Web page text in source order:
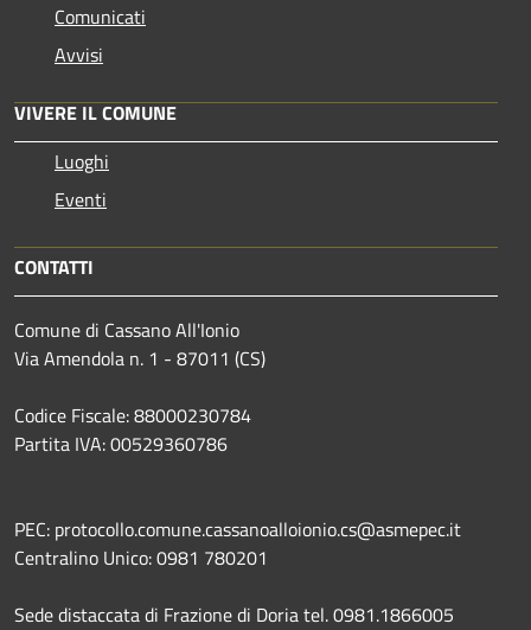
Comunicati
Avvisi
VIVERE IL COMUNE
Luoghi
Eventi
CONTATTI
Comune di Cassano All'Ionio
Via Amendola n. 1 - 87011 (CS)
Codice Fiscale: 88000230784
Partita IVA: 00529360786
PEC: protocollo.comune.cassanoalloionio.cs@asmepec.it
Centralino Unico: 0981 780201
Sede distaccata di Frazione di Doria tel. 0981.1866005